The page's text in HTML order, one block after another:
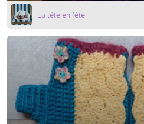
La tête en fête